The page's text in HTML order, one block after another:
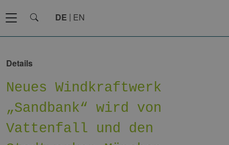
DE EN
Details
Neues Windkraftwerk
„Sandbank“ wird von
Vattenfall und den